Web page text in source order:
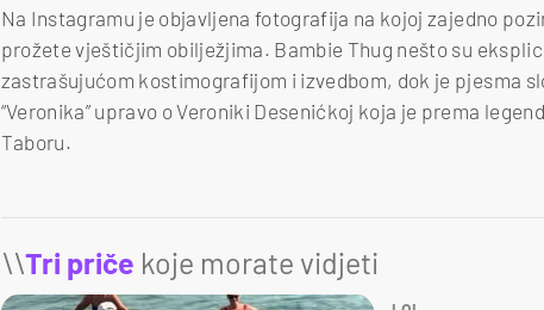
Na Instagramu je objavljena fotografija na kojoj zajedno
prožete vještičjim obilježjima. Bambie Thug nešto su
zastrašujućom kostimografijom i izvedbom, dok je pjesma
“Veronika” upravo o Veroniki Desenićkoj koja je prema
Taboru.
\\Tri priče koje morate vidjeti